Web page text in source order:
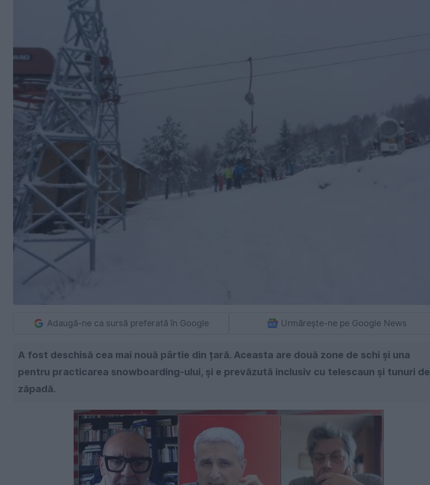
Adaugă-ne ca sursă preferată în Google Urmărește-ne pe Google News
A fost deschisă cea mai nouă pârtie din țară. Aceasta are două zone de schi și una
pentru practicarea snowboarding-ului, și e prevăzută inclusiv cu telescaun și tunuri de
zăpadă.